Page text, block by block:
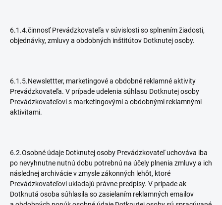
6.1.4.činnosť Prevádzkovateľa v súvislosti so splnením žiadosti,
objednávky, zmluvy a obdobných inštitútov Dotknutej osoby.
6.1.5.Newslettter, marketingové a obdobné reklamné aktivity
Prevádzkovateľa. V prípade udelenia súhlasu Dotknutej osoby
Prevádzkovateľovi s marketingovými a obdobnými reklamnými
aktivitami.
6.2.Osobné údaje Dotknutej osoby Prevádzkovateľ uchováva iba
po nevyhnutne nutnú dobu potrebnú na účely plnenia zmluvy a ich
následnej archivácie v zmysle zákonných lehôt, ktoré
Prevádzkovateľovi ukladajú právne predpisy. V prípade ak
Dotknutá osoba súhlasila so zasielaním reklamných emailov